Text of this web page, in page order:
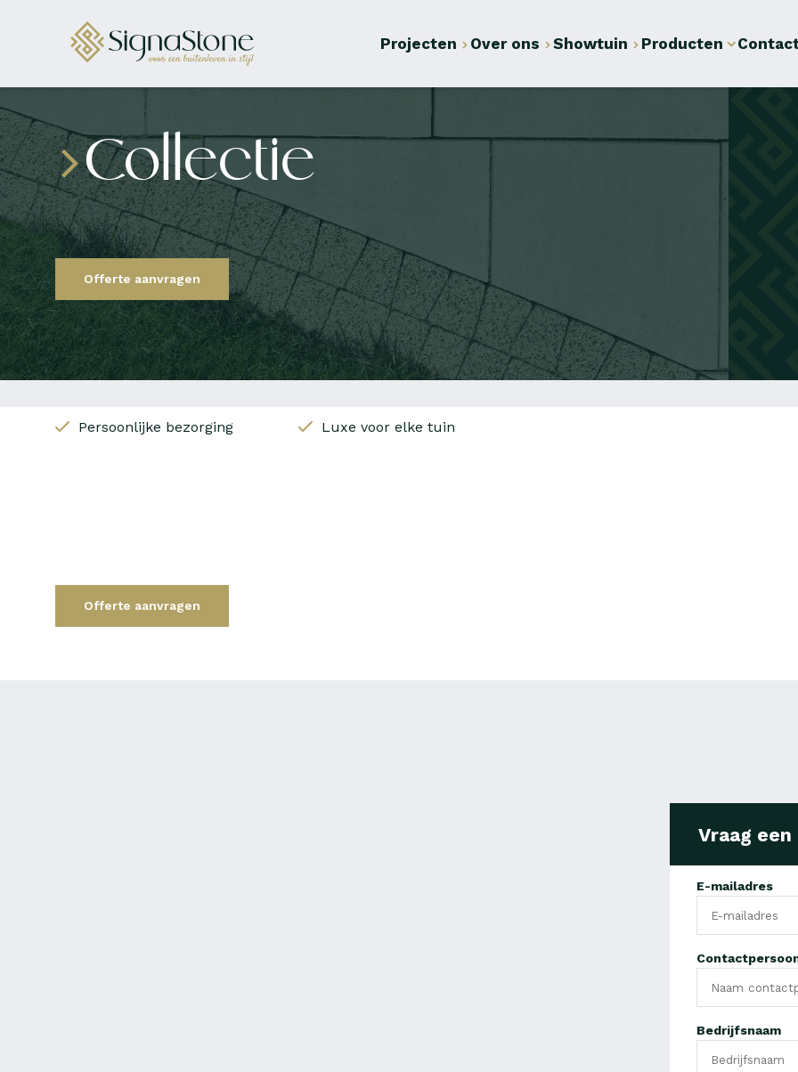
Projecten Over ons Showtuin Producten
Collectie
Offerte aanvragen
Persoonlijke bezorging Luxe voor elke tuin
Offerte aanvragen
Vraag
E-mailadres
Bedrijfsnaam